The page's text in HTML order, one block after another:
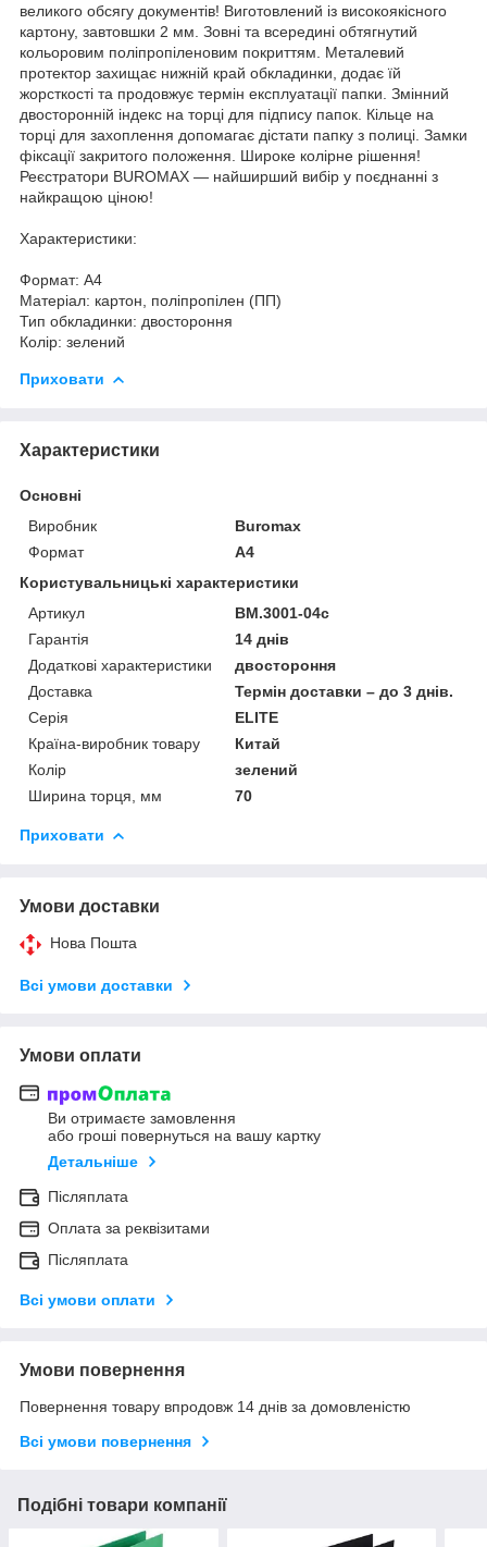
великого обсягу документів! Виготовлений із високоякісного
картону, завтовшки 2 мм. Зовні та всередині обтягнутий
кольоровим поліпропіленовим покриттям. Металевий
протектор захищає нижній край обкладинки, додає їй
жорсткості та продовжує термін експлуатації папки. Змінний
двосторонній індекс на торці для підпису папок. Кільце на
торці для захоплення допомагає дістати папку з полиці. Замки
фіксації закритого положення. Широке колірне рішення!
Реєстратори BUROMAX — найширший вибір у поєднанні з
найкращою ціною!
Характеристики:
Формат: А4
Матеріал: картон, поліпропілен (ПП)
Тип обкладинки: двостороння
Колір: зелений
Приховати
Характеристики
Основні
Виробник
Buromax
Формат
A4
Користувальницькі характеристики
Артикул
BM.3001-04c
Гарантія
14 днів
Додаткові характеристики
двостороння
Доставка
Термін доставки – до 3 днів.
Серія
ELITE
Країна-виробник товару
Китай
Колір
зелений
Ширина торця, мм
70
Приховати
Умови доставки
Нова Пошта
Всі умови доставки
Умови оплати
Ви отримаєте замовлення
або гроші повернуться на вашу картку
Детальніше
Післяплата
Оплата за реквізитами
Післяплата
Всі умови оплати
Умови повернення
Повернення товару впродовж 14 днів за домовленістю
Всі умови повернення
Подібні товари компанії